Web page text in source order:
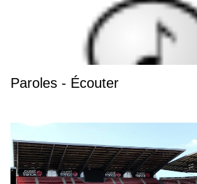
Paroles - Écouter